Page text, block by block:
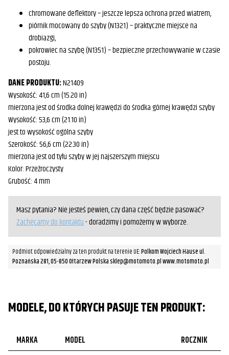
chromowane deflektory – jeszcze lepsza ochrona przed wiatrem,
piórnik mocowany do szyby (N1321) – praktyczne miejsce na
drobiazgi,
pokrowiec na szybę (N1351) – bezpieczne przechowywanie w czasie
postoju.
DANE PRODUKTU:N21409
Wysokość: 41,6 cm (15.20 in)
mierzona jest od środka dolnej krawędzi do środka górnej krawędzi szyby
Wysokość: 53,6 cm (21.10 in)
jest to wysokość ogólna szyby
Szerokość: 56,6 cm (22.30 in)
mierzona jest od tyłu szyby w jej najszerszym miejscu
Kolor: Przeźroczysty
Grubość: 4 mm
Masz pytania? Nie jesteś pewien, czy dana część będzie pasować?
Zachęcamy do kontaktu- doradzimy i pomożemy w wyborze.
Podmiot odpowiedzialny za ten produkt na terenie UE:Polkom Wojciech Hause ul.
Poznańska 281, 05-850 Ołtarzew Polska sklep@motomoto.pl www.motomoto.pl
MODELE, DO KTÓRYCH PASUJE TEN PRODUKT:
MARKA MODEL
ROCZNIK